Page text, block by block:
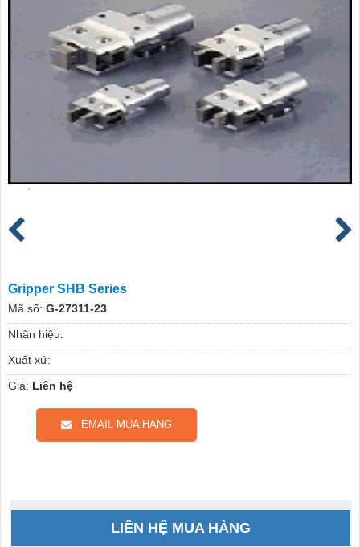
Gripper SHB Series
Mã số: G-27311-23
Nhãn hiệu:
Xuất xứ:
Giá: Liên hệ
EMAIL MUA HÀNG
LIÊN HỆ MUA HÀNG